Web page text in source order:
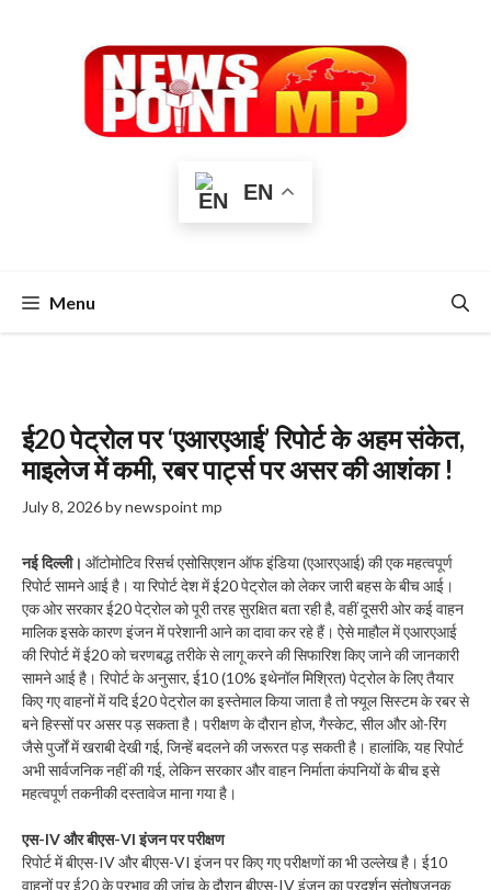
EN
Menu
ई20 पेट्रोल पर ‘एआरएआई’ रिपोर्ट के अहम संकेत,
माइलेज में कमी, रबर पार्ट्स पर असर की आशंका !
July 8, 2026bynewspoint mp
नई दिल्ली। ऑटोमोटिव रिसर्च एसोसिएशन ऑफ इंडिया (एआरएआई) की एक महत्वपूर्ण
रिपोर्ट सामने आई है। या रिपोर्ट देश में ई20 पेट्रोल को लेकर जारी बहस के बीच आई।
एक ओर सरकार ई20 पेट्रोल को पूरी तरह सुरक्षित बता रही है, वहीं दूसरी ओर कई वाहन
मालिक इसके कारण इंजन में परेशानी आने का दावा कर रहे हैं। ऐसे माहौल में एआरएआई
की रिपोर्ट में ई20 को चरणबद्ध तरीके से लागू करने की सिफारिश किए जाने की जानकारी
सामने आई है। रिपोर्ट के अनुसार, ई10 (10% इथेनॉल मिश्रित) पेट्रोल के लिए तैयार
किए गए वाहनों में यदि ई20 पेट्रोल का इस्तेमाल किया जाता है तो फ्यूल सिस्टम के रबर से
बने हिस्सों पर असर पड़ सकता है। परीक्षण के दौरान होज, गैस्केट, सील और ओ-रिंग
जैसे पुर्जों में खराबी देखी गई, जिन्हें बदलने की जरूरत पड़ सकती है। हालांकि, यह रिपोर्ट
अभी सार्वजनिक नहीं की गई, लेकिन सरकार और वाहन निर्माता कंपनियों के बीच इसे
महत्वपूर्ण तकनीकी दस्तावेज माना गया है।
एस-IV और बीएस-VI इंजन पर परीक्षण
रिपोर्ट में बीएस-IV और बीएस-VI इंजन पर किए गए परीक्षणों का भी उल्लेख है। ई10
वाहनों पर ई20 के प्रभाव की जांच के दौरान बीएस-IV इंजन का प्रदर्शन संतोषजनक